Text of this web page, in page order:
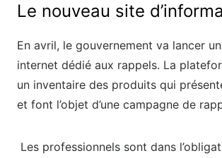
Le nouveau site
En avril, le gouvernement va lancer
internet dédié aux rappels. La
un inventaire des produits qui
et font l’objet d’une campagne de
Les professionnels sont dans